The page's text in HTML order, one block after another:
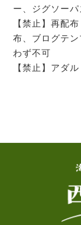
ー、ジグソーパ
【禁止】再配
布、ブログテ
わず不可
【禁止】アダ